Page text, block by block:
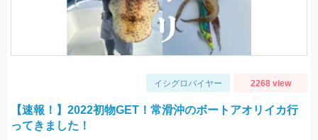
イシグロバイヤー 2268 view
【速報！】2022初物GET！常滑沖のボートアオリイカ行
ってきました！